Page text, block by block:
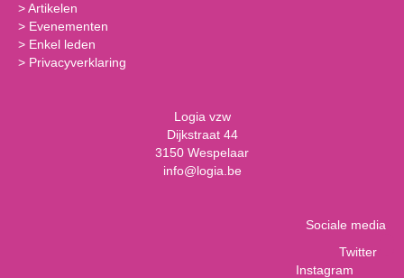
>Artikelen
> Evenementen
> Enkel leden
> Privacyverklaring
Logia vzw
Dijkstraat 44
3150 Wespelaar
info@logia.be
Sociale media
Twitter
Instagram